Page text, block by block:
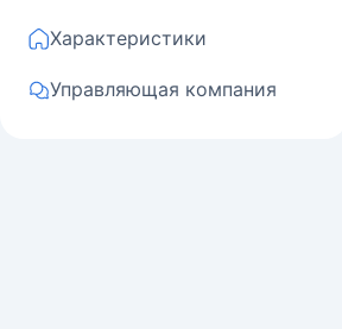
Характеристики
Управляющая компания